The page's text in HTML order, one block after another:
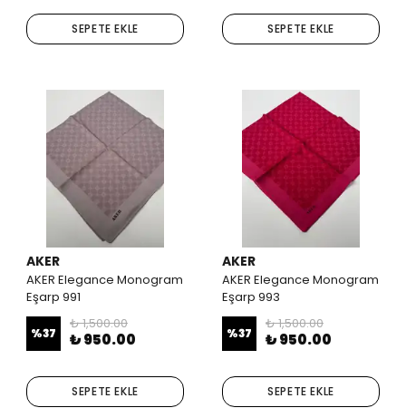
SEPETE EKLE SEPETE EKLE
AKER
AKER Elegance Monogram
Eşarp 991
%37
₺ 1,500.00
₺ 950.00
SEPETE EKLE
AKER
AKER Elegance Monogram
Eşarp 993
%37
₺ 1,500.00
₺ 950.00
SEPETE EKLE